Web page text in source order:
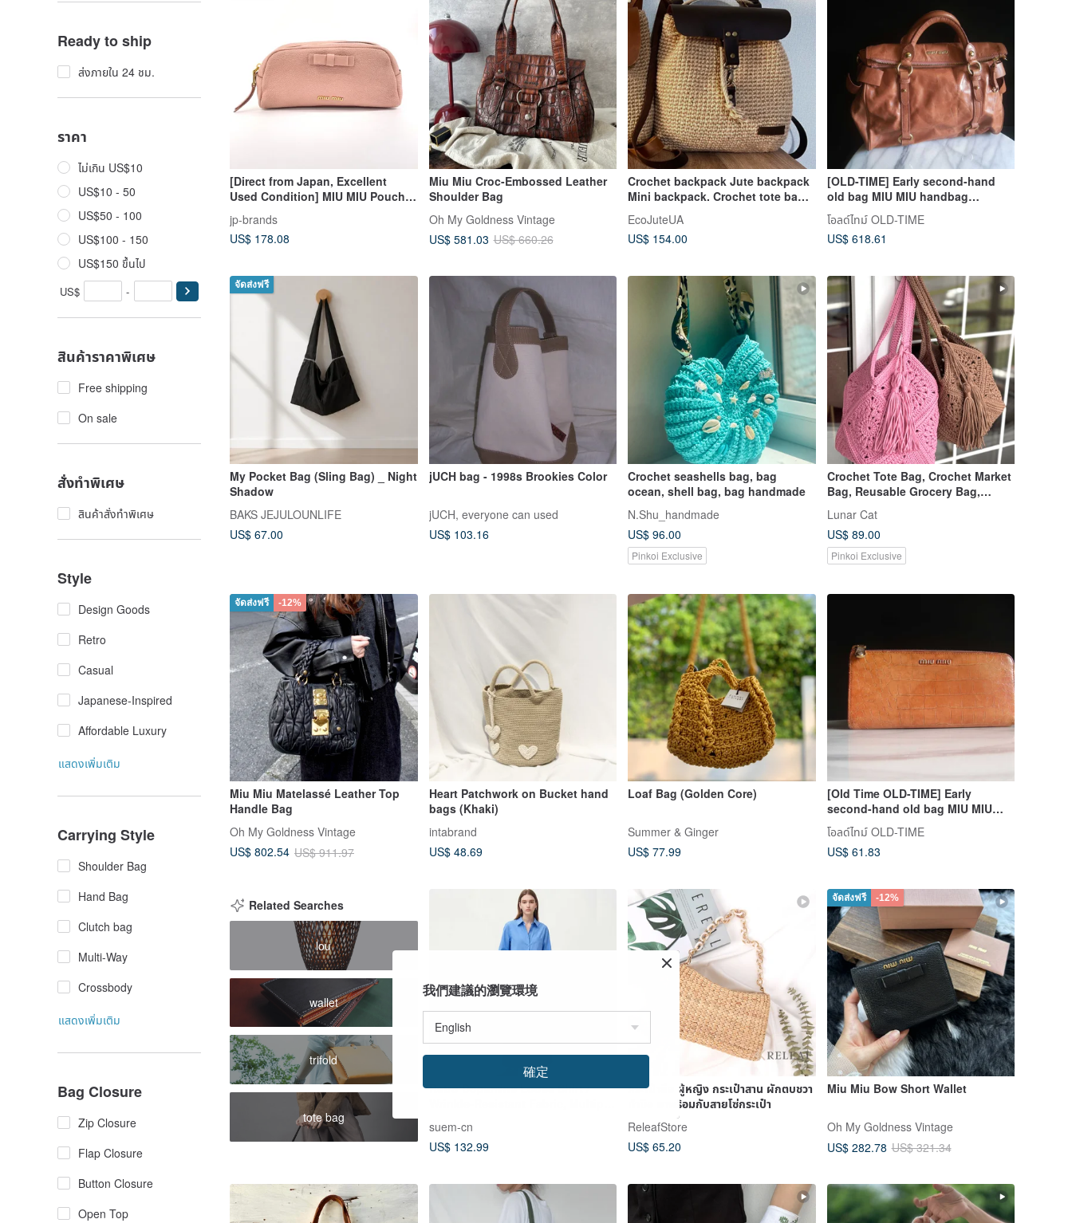
Ready to ship
ส่งภายใน 24 ชม.
ราคา
ไม่เกิน US$10
US$10 - 50
US$50 - 100
US$100 - 150
US$150 ขึ้นไป
US$ -
สินค้าราคาพิเศษ
Free shipping
On sale
สั่งทำพิเศษ
สินค้าสั่งทำพิเศษ
Style
Design Goods
Retro
Casual
Japanese-Inspired
Affordable Luxury
แสดงเพิ่มเติม
Carrying Style
Shoulder Bag
Hand Bag
Clutch bag
Multi-Way
Crossbody
แสดงเพิ่มเติม
Bag Closure
Zip Closure
Flap Closure
Button Closure
Open Top
[Direct from Japan, Excellent
Used Condition] MIU MIU Pouch,
Ribbon Detail
jp-brands
US$ 178.08
Miu Miu Croc-Embossed Leather
Shoulder Bag
Oh My Goldness Vintage
US$ 581.03 US$ 660.26
Crochet backpack Jute backpack
Mini backpack. Crochet tote bag
EcoJuteUA
US$ 154.00
[OLD-TIME] Early second-hand
old bag MIU MIU handbag
(missing strap)
โอลด์ไทม์ OLD-TIME
US$ 618.61
จัดส่งฟรี
My Pocket Bag (Sling Bag) _ Night
Shadow
BAKS JEJULOUNLIFE
US$ 67.00
jUCH bag - 1998s Brookies Color
jUCH, everyone can used
US$ 103.16
Crochet seashells bag, bag
ocean, shell bag, bag handmade
N.Shu_handmade
US$ 96.00
Pinkoi Exclusive
Crochet Tote Bag, Crochet Market
Bag, Reusable Grocery Bag,
Lunar Cat
US$ 89.00
Pinkoi Exclusive
จัดส่งฟรี -12%
Miu Miu Matelassé Leather Top
Handle Bag
Oh My Goldness Vintage
US$ 802.54 US$ 911.97
Heart Patchwork on Bucket hand
bags (Khaki)
intabrand
US$ 48.69
Loaf Bag (Golden Core)
Summer & Ginger
US$ 77.99
[Old Time OLD-TIME] Early
second-hand old bag MIU MIU
long wallet*Welfare Special*
โอลด์ไทม์ OLD-TIME
US$ 61.83
Related Searches
lou
wallet
trifold
tote bag
Retro Dopamine Loose Shirt /
Style Long-Sleeve Top
suem-cn
US$ 132.99
กระเป๋าถือ ผู้หญิง กระเป๋าสาน ผักตบชวา
ทำมือ มาพร้อมกับสายโซ่กระเป๋า
ReleafStore
US$ 65.20
จัดส่งฟรี -12%
Miu Miu Bow Short Wallet
Oh My Goldness Vintage
US$ 282.78 US$ 321.34
我們建議的瀏覽環境
確定